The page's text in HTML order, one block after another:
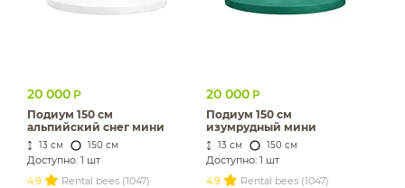
20 000 Р
Подиум 150 см
альпийский снег мини
13 см 150 см
Доступно: 1 шт
4.9
Rental bees (1047)
20 000 Р
Подиум 150 см
изумрудный мини
13 см 150 см
Доступно: 1 шт
4.9
Rental bees (1047)